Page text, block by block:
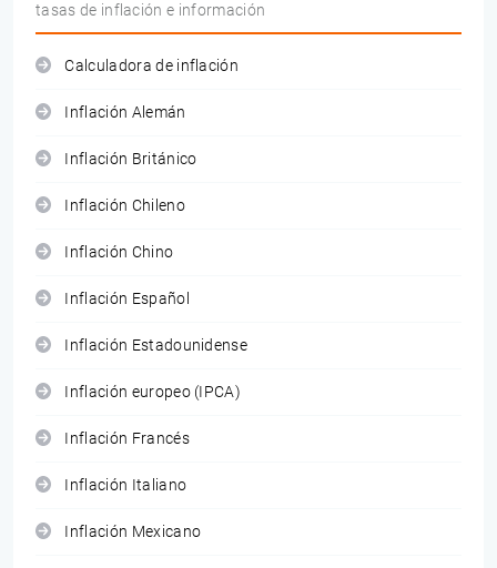
tasas de inflación e información
Calculadora de inflación
Inflación Alemán
Inflación Británico
Inflación Chileno
Inflación Chino
Inflación Español
Inflación Estadounidense
Inflación europeo (IPCA)
Inflación Francés
Inflación Italiano
Inflación Mexicano